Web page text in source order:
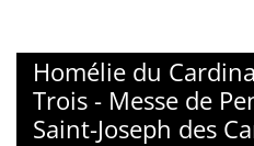
Homélie du
Trois - Messe de
Saint-Joseph des